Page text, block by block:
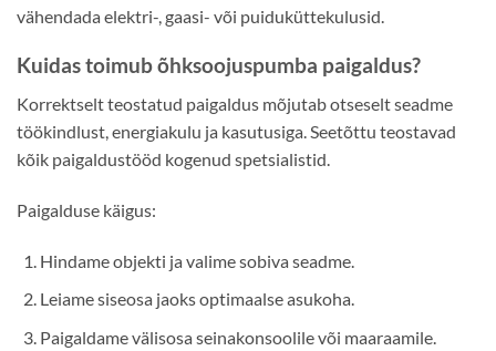
vähendada elektri-, gaasi- või puiduküttekulusid.
Kuidas toimub õhksoojuspumba paigaldus?
Korrektselt teostatud paigaldus mõjutab otseselt seadme
töökindlust, energiakulu ja kasutusiga. Seetõttu teostavad
kõik paigaldustööd kogenud spetsialistid.
Paigalduse käigus:
Hindame objekti ja valime sobiva seadme.
Leiame siseosa jaoks optimaalse asukoha.
Paigaldame välisosa seinakonsoolile või maaraamile.